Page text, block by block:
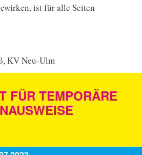
ist für alle Seiten
KV Neu-Ulm
FÜR TEMPORÄRE